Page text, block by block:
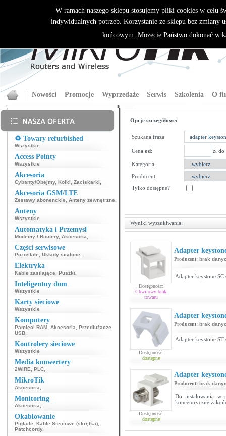
Nowości Promocje Wyprzedaże Serwis Szkolenia O
♻️ Towary refurbished
Wszystkie
Access Pointy
Wszystkie
Akcesoria
Cybanty/Obejmy, Kołki Zaciskarki
Akcesoria GSM/LTE
Zestawy abonenckie Anteny zewnętrzne
Anteny
Wszystkie
Automatyka i Przemysł
Modemy / Routery, Akcesoria
Części serwisowe
Pozostałe Układy scalone
Elektryka
Kable zasilające Puszki
Inteligentny dom
Wszystkie
Karty sieciowe
Wszystkie
Komputery
Pamięci RAM Akcesoria
Przedłużacze
USB
Kontrolery sieciowe
Wszystkie
Media konwertery
2WIRE PLC
MikroTik
Akcesoria
Monitoring
Akcesoria
Okablowanie
Pigtaile Kable Sieciowe (skrętka)
Patchcordy,
Opcje szczegółowe:
Szukana fraza:
Cena od: zł do
Kategoria:
Producent:
Tylko dostępne?
Wyniki wyszukiwania:
Dostępność:
Chwilowy brak
towaru
Adapter
Producent: brak
Adapter keystone
Dostępność:
dostępne
Adapter
Producent: brak
Adapter keystone
Dostępność:
dostępne
Adapter
Producent: brak
Do instalowania w
koncentryczne
W ramach naszego sklepu stosujemy pliki cookies w celu
indywidualnych potrzeb. Korzystanie ze sklepu bez zmiany
końcowym. Możecie Państwo dokonać w